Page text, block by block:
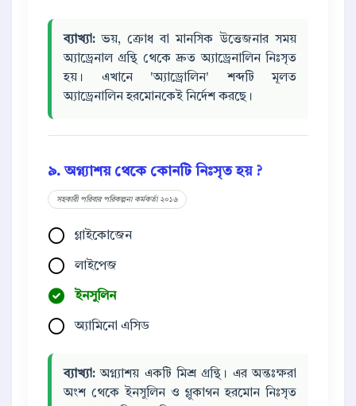
ব্যাখ্যা: ভয়, ক্রোধ বা মানসিক উত্তেজনার সময়
অ্যাড্রেনাল গ্রন্থি থেকে দ্রুত অ্যাড্রেনালিন নিঃসৃত
হয়। এখানে 'অ্যাড্রোলিন' শব্দটি মূলত
অ্যাড্রেনালিন হরমোনকেই নির্দেশ করছে।
৯. অগ্ন্যাশয় থেকে কোনটি নিঃসৃত হয় ?
সহকারী পরিবার পরিকল্পনা কর্মকর্তা ২০১৬
গ্লাইকোজেন
লাইপেজ
ইনসুলিন
অ্যামিনো এসিড
ব্যাখ্যা: অগ্ন্যাশয় একটি মিশ্র গ্রন্থি। এর অন্তঃক্ষরা
অংশ থেকে ইনসুলিন ও গ্লুকাগন হরমোন নিঃসৃত